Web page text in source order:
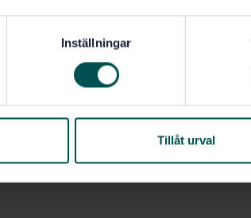
Inställningar
Tillåt urval